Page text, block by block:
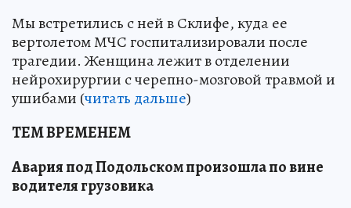
Мы встретились с ней в Склифе, куда ее
вертолетом МЧС госпитализировали после
трагедии. Женщина лежит в отделении
нейрохирургии с черепно-мозговой травмой и
ушибами (читать дальше)
ТЕМ ВРЕМЕНЕМ
Авария под Подольском произошла по вине
водителя грузовика